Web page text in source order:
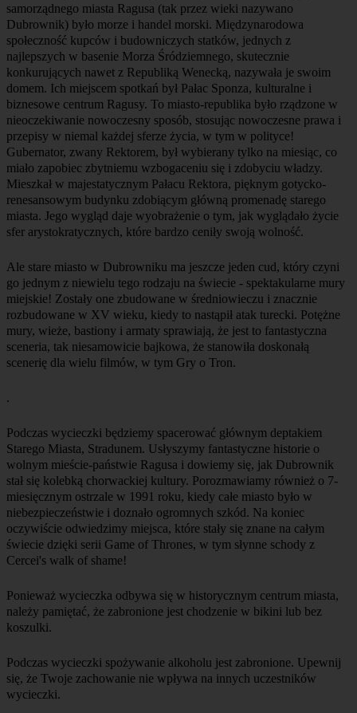
samorządnego miasta Ragusa (tak przez wieki nazywano
Dubrownik) było morze i handel morski. Międzynarodowa
społeczność kupców i budowniczych statków, jednych z
najlepszych w basenie Morza Śródziemnego, skutecznie
konkurujących nawet z Republiką Wenecką, nazywała je swoim
domem. Ich miejscem spotkań był Pałac Sponza, kulturalne i
biznesowe centrum Ragusy. To miasto-republika było rządzone w
nieoczekiwanie nowoczesny sposób, stosując nowoczesne prawa i
przepisy w niemal każdej sferze życia, w tym w polityce!
Gubernator, zwany Rektorem, był wybierany tylko na miesiąc, co
miało zapobiec zbytniemu wzbogaceniu się i zdobyciu władzy.
Mieszkał w majestatycznym Pałacu Rektora, pięknym gotycko-
renesansowym budynku zdobiącym główną promenadę starego
miasta. Jego wygląd daje wyobrażenie o tym, jak wyglądało życie
Ale stare miasto w Dubrowniku ma jeszcze jeden cud, który czyni
go jednym z niewielu tego rodzaju na świecie - spektakularne mury
miejskie! Zostały one zbudowane w średniowieczu i znacznie
rozbudowane w XV wieku, kiedy to nastąpił atak turecki. Potężne
mury, wieże, bastiony i armaty sprawiają, że jest to fantastyczna
sceneria, tak niesamowicie bajkowa, że stanowiła doskonałą
scenerię dla wielu filmów, w tym Gry o Tron.
Podczas wycieczki będziemy spacerować głównym deptakiem
Starego Miasta, Stradunem. Usłyszymy fantastyczne historie o
wolnym mieście-państwie Ragusa i dowiemy się, jak Dubrownik
stał się kolebką chorwackiej kultury. Porozmawiamy również o 7-
miesięcznym ostrzale w 1991 roku, kiedy całe miasto było w
niebezpieczeństwie i doznało ogromnych szkód. Na koniec
oczywiście odwiedzimy miejsca, które stały się znane na całym
świecie dzięki serii Game of Thrones, w tym słynne schody z
Ponieważ wycieczka odbywa się w historycznym centrum miasta,
należy pamiętać, że zabronione jest chodzenie w bikini lub bez
Podczas wycieczki spożywanie alkoholu jest zabronione. Upewnij
się, że Twoje zachowanie nie wpływa na innych uczestników